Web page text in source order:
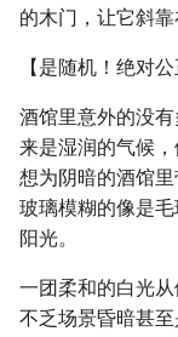
的木门，让它斜靠
【是随机！绝对
酒馆里意外的没
来是湿润的气候
想为阴暗的酒馆
玻璃模糊的像是
阳光。
一团柔和的白光
不乏场景昏暗甚